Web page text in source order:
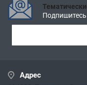
Адрес